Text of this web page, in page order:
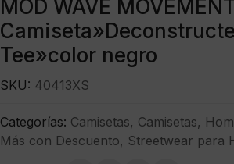
MOD WAVE
Tee»color negro
SKU: 40413XS
Categorías: Camisetas, Camisetas,
Más con Descuento, Streetwear para